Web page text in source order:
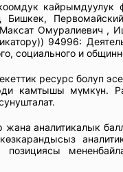
кайрымдуулук
Бишкек,
Омуралиевич ,
94996:
социального и
ресурс болуп
камтышы мүмкүн.
жана аналитикалык
позициясы